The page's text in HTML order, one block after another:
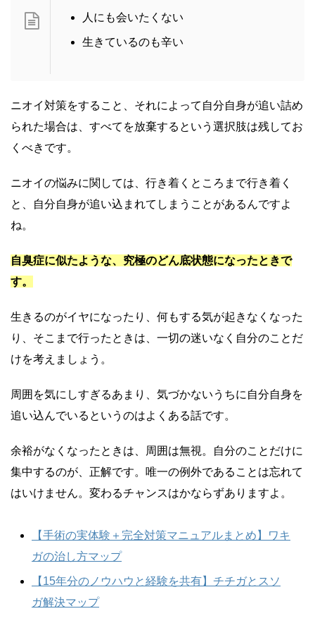
人にも会いたくない
生きているのも辛い
ニオイ対策をすること、それによって自分自身が追い詰め
られた場合は、すべてを放棄するという選択肢は残してお
くべきです。
ニオイの悩みに関しては、行き着くところまで行き着く
と、自分自身が追い込まれてしまうことがあるんですよ
ね。
自臭症に似たような、究極のどん底状態になったときで
す。
生きるのがイヤになったり、何もする気が起きなくなった
り、そこまで行ったときは、一切の迷いなく自分のことだ
けを考えましょう。
周囲を気にしすぎるあまり、気づかないうちに自分自身を
追い込んでいるというのはよくある話です。
余裕がなくなったときは、周囲は無視。自分のことだけに
集中するのが、正解です。唯一の例外であることは忘れて
はいけません。変わるチャンスはかならずありますよ。
【手術の実体験＋完全対策マニュアルまとめ】ワキ
ガの治し方マップ
【15年分のノウハウと経験を共有】チチガとスソ
ガ解決マップ